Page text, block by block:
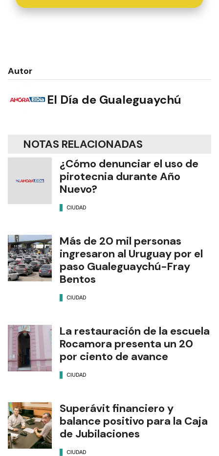
Autor
El Día de Gualeguaychú
NOTAS RELACIONADAS
¿Cómo denunciar el uso de
pirotecnia durante Año
Nuevo?
CIUDAD
Más de 20 mil personas
ingresaron al Uruguay por el
paso Gualeguaychú-Fray
Bentos
CIUDAD
La restauración de la escuela
Rocamora presenta un 20
por ciento de avance
CIUDAD
Superávit financiero y
balance positivo para la Caja
de Jubilaciones
CIUDAD